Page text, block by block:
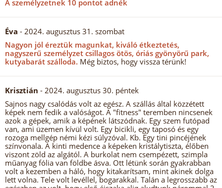
A személyzetnek 10 pontot adnék
Éva - 2024. augusztus 31. szombat
Nagyon jól éreztük magunkat, kiváló étkeztetés,
nagyszerű személyzet csillagos ötös, óriás gyönyörű park,
kutyabarát szálloda. Még biztos, hogy vissza térünk!
Krisztián - 2024. augusztus 30. péntek
Sajnos nagy csalódás volt az egész. A szállás által közzétett
képek nem fedik a valóságot. A "fitness" teremben nincsenek
azok a gépek, amik a képének látszódnak. Egy szem futópad
van, ami üzemen kívül volt. Egy bicikli, egy taposó és egy
rozoga mellgép némi kézi súlyzóval. Kb. Egy tini pincéjének
színvonala. A kinti medence a képeken kristálytiszta, élőben
viszont zöld az algától. A burkolat nem csempézett, szimpla
műanyag fólia van földbe ásva. Ott létünk során gyakrabban
volt a kezemben a háló, hogy kitakarítsam, mint akinek dolga
lett volna. Tele volt levéllel, bogarakkal. Talán a legrosszabb az